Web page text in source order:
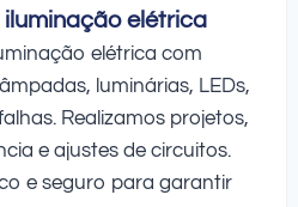
elétrica
elétrica com
luminárias, LEDs,
Realizamos projetos,
e ajustes de circuitos.
e seguro para garantir